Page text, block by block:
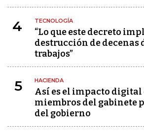
4 TECNOLOGÍA
“Lo que este decreto
destrucción de decenas
trabajos”
5 HACIENDA
Así es el impacto digital
miembros del gabinete
del gobierno